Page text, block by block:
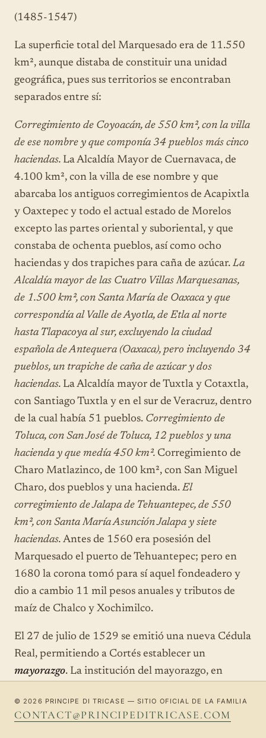
(1485-1547)
La superficie total del Marquesado era de 11.550
km², aunque distaba de constituir una unidad
geográfica, pues sus territorios se encontraban
separados entre sí:
Corregimiento de Coyoacán, de 550 km², con la villa
de ese nombre y que componía 34 pueblos más cinco
haciendas. La Alcaldía Mayor de Cuernavaca, de
4.100 km², con la villa de ese nombre y que
abarcaba los antiguos corregimientos de Acapixtla
y Oaxtepec y todo el actual estado de Morelos
excepto las partes oriental y suboriental, y que
constaba de ochenta pueblos, así como ocho
haciendas y dos trapiches para caña de azúcar. La
Alcaldía mayor de las Cuatro Villas Marquesanas,
de 1.500 km², con Santa María de Oaxaca y que
correspondía al Valle de Ayotla, de Etla al norte
hasta Tlapacoya al sur, excluyendo la ciudad
española de Antequera (Oaxaca), pero incluyendo 34
pueblos, un trapiche de caña de azúcar y dos
haciendas. La Alcaldía mayor de Tuxtla y Cotaxtla,
con Santiago Tuxtla y en el sur de Veracruz, dentro
de la cual había 51 pueblos. Corregimiento de
Toluca, con San José de Toluca, 12 pueblos y una
hacienda y que medía 450 km². Corregimiento de
Charo Matlazinco, de 100 km², con San Miguel
Charo, dos pueblos y una hacienda. El
corregimiento de Jalapa de Tehuantepec, de 550
km², con Santa María Asunción Jalapa y siete
haciendas. Antes de 1560 era posesión del
Marquesado el puerto de Tehuantepec; pero en
1680 la corona tomó para sí aquel fondeadero y
dio a cambio 11 mil pesos anuales y tributos de
maíz de Chalco y Xochimilco.
El 27 de julio de 1529 se emitió una nueva Cédula
Real, permitiendo a Cortés establecer un
mayorazgo. La institución del mayorazgo, en
en cuanto involucró la mayor parte de las
propiedades de Cortés, haciéndolas heredables,
© 2026 PRINCIPE DI TRICASE — SITIO OFICIAL DE LA FAMILIA
CONTACT@PRINCIPEDITRICASE.COM